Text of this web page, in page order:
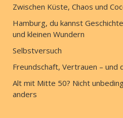
Zwischen Küste, Chaos und
Hamburg, du kannst
und kleinen Wundern
Selbstversuch
Freundschaft, Vertrauen – und
Alt mit Mitte 50? Nicht
anders